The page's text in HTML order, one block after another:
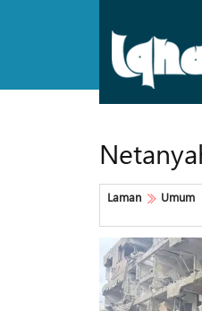
Laman Umum